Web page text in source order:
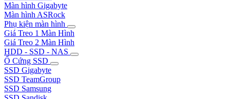
Màn hình Gigabyte
Màn hình ASRock
Phụ kiện màn hình
Giá Treo 1 Màn Hình
Giá Treo 2 Màn Hình
HDD - SSD - NAS
Ổ Cứng SSD
SSD Gigabyte
SSD TeamGroup
SSD Samsung